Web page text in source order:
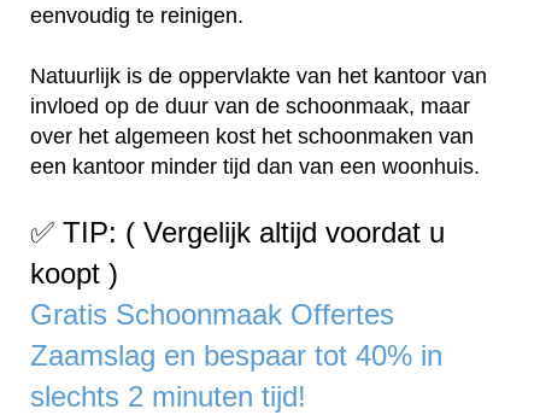
eenvoudig te reinigen.
Natuurlijk is de oppervlakte van het kantoor van
invloed op de duur van de schoonmaak, maar
over het algemeen kost het schoonmaken van
een kantoor minder tijd dan van een woonhuis.
✅ TIP: ( Vergelijk altijd voordat u
koopt )
Gratis Schoonmaak Offertes
Zaamslag en bespaar tot 40% in
slechts 2 minuten tijd!